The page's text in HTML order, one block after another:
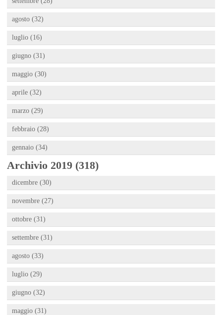
agosto (32)
luglio (16)
giugno (31)
maggio (30)
aprile (32)
marzo (29)
febbraio (28)
gennaio (34)
Archivio 2019 (318)
dicembre (30)
novembre (27)
ottobre (31)
settembre (31)
agosto (33)
luglio (29)
giugno (32)
maggio (31)